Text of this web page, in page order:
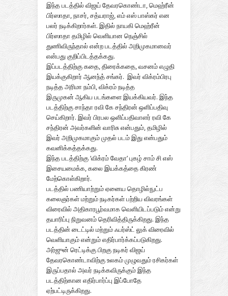
இந்த படத்தில் விஜய் தேவரகொண்டா, மெஹ்ரீன்
பிர்ஸாதா, நாசர், சத்யராஜ், எம் எஸ் பாஸ்கர் என
பலர் நடிக்கிறார்கள். இதில் நாயகி மெஹ்ரீன்
பிர்ஸாதா தமிழில் வெளியான நெஞ்சில்
துணிவிருந்தால் என்ற படத்தில் அறிமுகமானவர்
என்பது குறிப்பிடத்தக்கது.
இப்படத்திற்குகதை, திரைக்கதை, வசனம் எழுதி
இயக்குகிறார் ஆனந்த் சங்கர். இவர் விக்ரம்பிரபு
நடித்த அரிமா நம்பி, விக்ரம் நடித்த
இருமுகன் ஆகிய படங்களை இயக்கியவர். இந்த
படத்திற்குசாந்தா ரவி கே சந்திரன் ஒளிப்பதிவு
செய்கிறார். இவர் பிரபல ஒளிப்பதிவாளர் ரவி கே
சந்திரன் அவர்களின் வாரிசு என்பதும், தமிழில்
இவர் அறிமுகமாகும் முதல் படம் இது என்பதும்
கவனிக்கத்தக்கது.
இந்த படத்திற்கு‘விக்ரம் வேதா’ புகழ் சாம் சி எஸ்
இசையமைக்க, கலை இயக்கத்தை கிரண்
மேற்கொள்கிறார்.
படத்தில் பணியாற்றும் ஏனையதொழில்நுட்ப
கலைஞர்கள்மற்றும் நடிகர்கள் பற்றிய விவரங்கள்
விரைவில் அதிகாரபூர்வமாக வெளியிடப்படும் என்று
தயாரிப்பு நிறுவனம் தெரிவித்திருக்கிறது. இந்த
படத்தின் டைட்டில் மற்றும்ஃபர்ஸ்ட் லுக்விரைவில்
வெளியாகும் என்றும் எதிர்பார்க்கப்படுகிறது.
அர்ஜுன் ரெட்டிக்கு பிறகு நடிகர் விஜய்
தேவரகொண்டாவிற்கு உலகம் முழுவதும் ரசிகர்கள்
இருப்பதால் அவர் நடிக்கவிருக்கும் இந்த
படத்திற்கான எதிர்பார்ப்பு இப்போதே
ஏற்பட்டிருக்கிறது.